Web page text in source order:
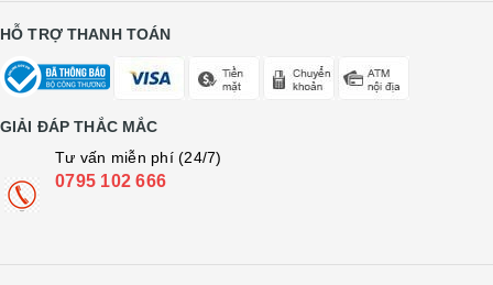
HỖ TRỢ THANH TOÁN
GIẢI ĐÁP THẮC MẮC
Tư vấn miễn phí (24/7)
0795 102 666